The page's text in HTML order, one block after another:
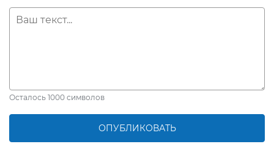
Осталось 1000 символов
ОПУБЛИКОВАТЬ